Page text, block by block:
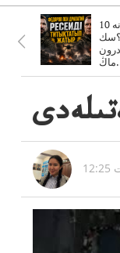
10 كۇندە نە